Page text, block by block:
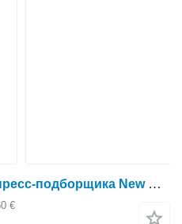
Звездочка 51689605 для пресс-подборщика New Holland PRO BELT 190
€